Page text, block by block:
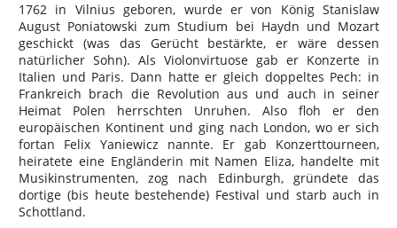
1762 in Vilnius geboren, wurde er von König Stanislaw
August Poniatowski zum Studium bei Haydn und Mozart
geschickt (was das Gerücht bestärkte, er wäre dessen
natürlicher Sohn). Als Violonvirtuose gab er Konzerte in
Italien und Paris. Dann hatte er gleich doppeltes Pech: in
Frankreich brach die Revolution aus und auch in seiner
Heimat Polen herrschten Unruhen. Also floh er den
europäischen Kontinent und ging nach London, wo er sich
fortan Felix Yaniewicz nannte. Er gab Konzerttourneen,
heiratete eine Engländerin mit Namen Eliza, handelte mit
Musikinstrumenten, zog nach Edinburgh, gründete das
dortige (bis heute bestehende) Festival und starb auch in
Schottland.